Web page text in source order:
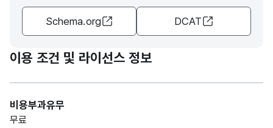
Schema.org DCAT
이용 조건 및 라이선스 정보
비용부과유무
무료